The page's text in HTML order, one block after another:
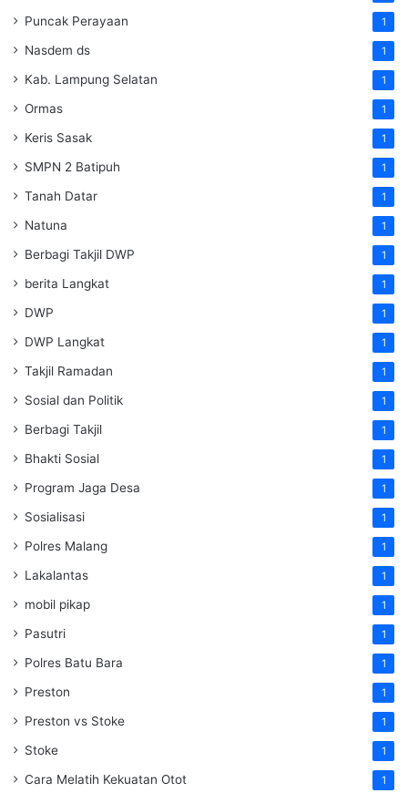
Puncak Perayaan 1
Nasdem ds 1
Kab. Lampung Selatan 1
Ormas 1
Keris Sasak 1
SMPN 2 Batipuh 1
Tanah Datar 1
Natuna 1
Berbagi Takjil DWP 1
berita Langkat 1
DWP 1
DWP Langkat 1
Takjil Ramadan 1
Sosial dan Politik 1
Berbagi Takjil 1
Bhakti Sosial 1
Program Jaga Desa 1
Sosialisasi 1
Polres Malang 1
Lakalantas 1
mobil pikap 1
Pasutri 1
Polres Batu Bara 1
Preston 1
Preston vs Stoke 1
Stoke 1
Cara Melatih Kekuatan Otot 1